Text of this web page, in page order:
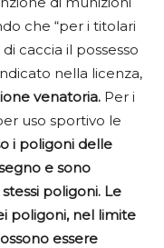
che “per i titolari
caccia il possesso
nella licenza,
venatoria. Per i
uso sportivo le
i poligoni delle
e sono
poligoni. Le
poligoni, nel limite
essere